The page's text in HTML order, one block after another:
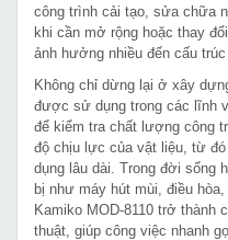
công trình cải tạo, sửa chữa
khi cần mở rộng hoặc thay
ảnh hưởng nhiều đến cấu trúc
Không chỉ dừng lại ở xây
được sử dụng trong các lĩnh
để kiểm tra chất lượng công
độ chịu lực của vật liệu, từ
dụng lâu dài. Trong đời sống
bị như máy hút mùi, điều
Kamiko MOD-8110 trở
thuật, giúp công việc nhanh